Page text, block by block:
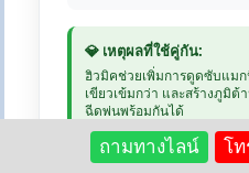
💎 เหตุผลที่ใช้คู่กัน:
ฮิวมิคช่วยเพิ่มการดูดซับแม
เขียวเข้มกว่า และสร้างภูมิ
ฉีดพ่นพร้อมกันได้
💰 แม็กซ่า: 250
ถามทางไลน์ โท